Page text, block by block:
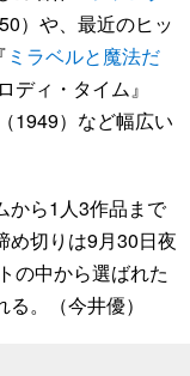
）や、最近のヒッ
ミラベルと魔法だ
ディ・タイム』
1949）など幅広い
から1人3作品まで
め切りは9月30日夜
の中から選ばれた
。（今井優）